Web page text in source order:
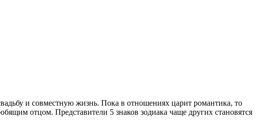
и совместную жизнь. Пока в отношениях царит романтика, то
отцом. Представители 5 знаков зодиака чаще других становятся